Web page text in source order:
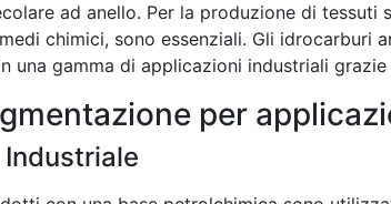
ad anello. Per la produzione di tessuti
chimici, sono essenziali. Gli idrocarburi
una gamma di applicazioni industriali
per
Industriale